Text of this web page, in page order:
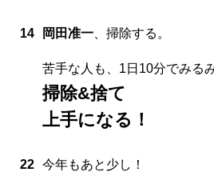
14 岡田准一 、掃除する。
苦手な人も、1日10分でみる
掃除&捨て
上手になる！
22 今年もあと少し！